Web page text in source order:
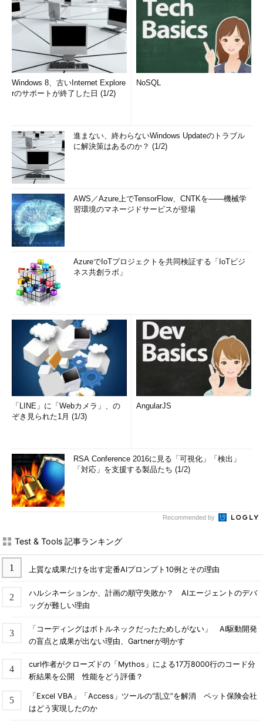
Windows 8、古いInternet Explore
rのサポートが終了した日 (1/2)
NoSQL
進まない、終わらないWindows Updateのトラブル
に解決策はあるのか？ (1/2)
AWS／Azure上でTensorFlow、CNTKを――機械学
習環境のマネージドサービスが登場
AzureでIoTプロジェクトを共同検証する「IoTビジ
ネス共創ラボ」
「LINE」に「Webカメラ」、の
ぞき見られた1月 (1/3)
AngularJS
RSA Conference 2016に見る「可視化」「検出」
「対応」を支援する製品たち (1/2)
Recommended by
Test & Tools 記事ランキング
上質な成果だけを出す定番AIプロンプト10例とその理由
ハルシネーションか、計画の順守失敗か？ AIエージェントのデバ
ッグが難しい理由
「コーディングはボトルネックだったためしがない」 AI駆動開発
の盲点と成果が出ない理由、Gartnerが明かす
curl作者がクローズドの「Mythos」による17万8000行のコード分
析結果を公開 性能をどう評価？
「Excel VBA」「Access」ツールの“乱立”を解消 ペット保険会社
はどう実現したのか